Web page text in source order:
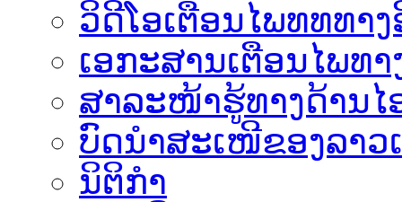
ວິດີໂອເຕືອນໄພທທທາງ
ເອ​ກະ​ສານເຕືອນໄພທາ
ສາລະໜ້າຮູ້ທາງດ້ານໄ
ບົດນຳສະເໜີຂອງລາວ
ນິຕິກຳ